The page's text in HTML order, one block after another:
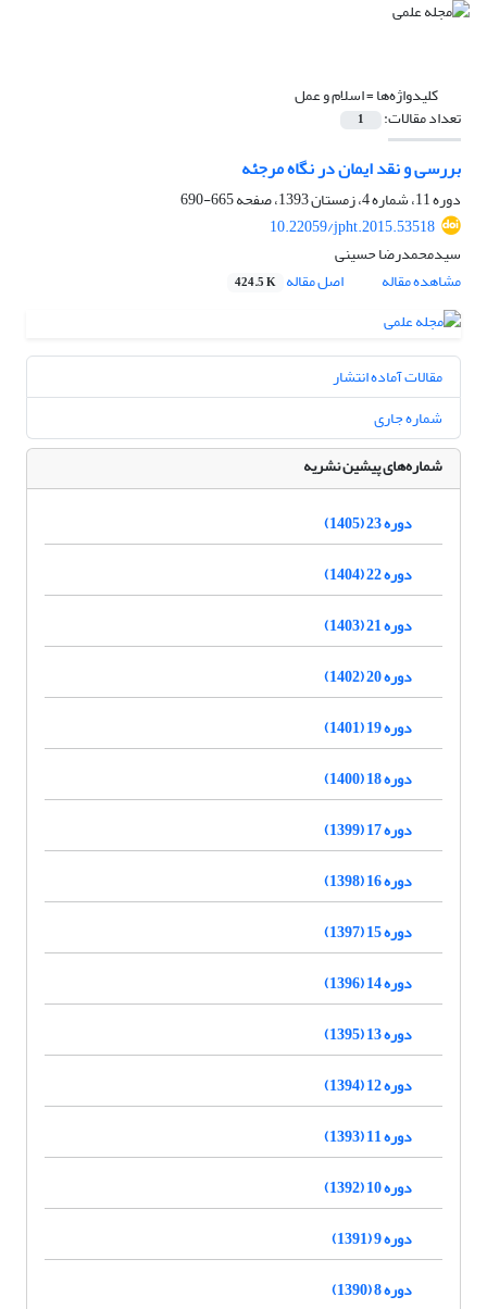
کلیدواژه‌ها =اسلام و عمل
تعداد مقالات: 1
بررسی و نقد ایمان در نگاه مرجئه
دوره 11، شماره 4، زمستان 1393، صفحه
665-690
10.22059/jpht.2015.53518
سیدمحمدرضا حسینی
مشاهده مقاله
اصل مقاله 424.5 K
مقالات آماده انتشار
شماره جاری
شماره‌های پیشین نشریه
دوره 23 (1405)
دوره 22 (1404)
دوره 21 (1403)
دوره 20 (1402)
دوره 19 (1401)
دوره 18 (1400)
دوره 17 (1399)
دوره 16 (1398)
دوره 15 (1397)
دوره 14 (1396)
دوره 13 (1395)
دوره 12 (1394)
دوره 11 (1393)
دوره 10 (1392)
دوره 9 (1391)
دوره 8 (1390)